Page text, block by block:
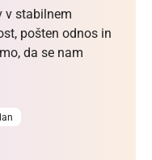
v stabilnem
pošten odnos in
da se nam